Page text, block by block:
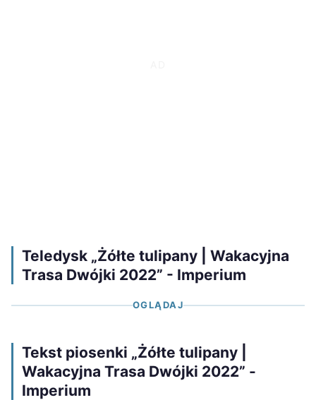
Teledysk „Żółte tulipany | Wakacyjna
Trasa Dwójki 2022” - Imperium
OGLĄDAJ
Tekst piosenki „Żółte tulipany |
Wakacyjna Trasa Dwójki 2022” -
Imperium